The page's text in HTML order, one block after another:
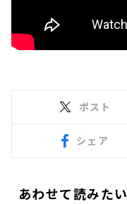
ポスト
シェア
あわせて読みたい